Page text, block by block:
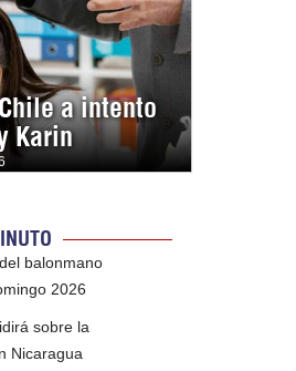
a intento
Karin
balonmano
2026
sobre la
Nicaragua